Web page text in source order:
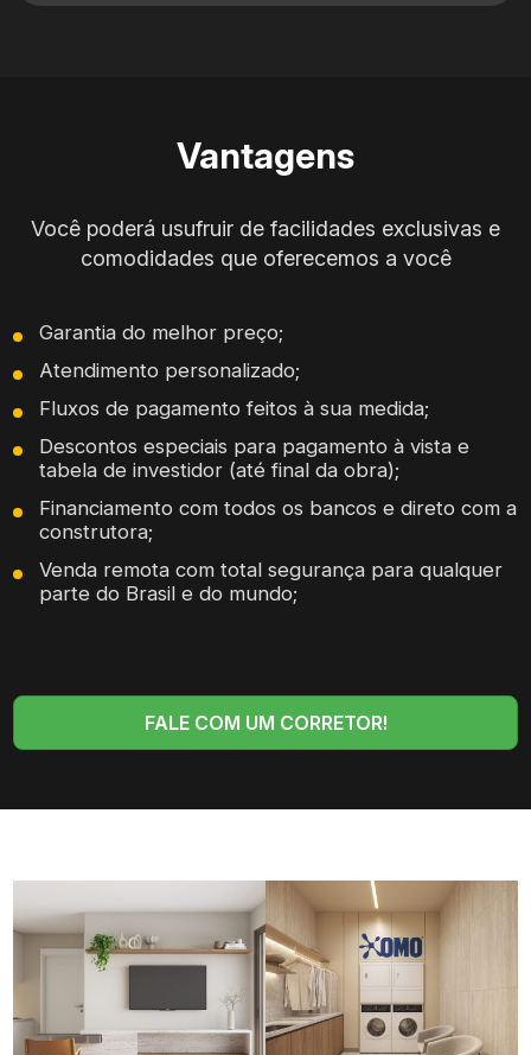
Vantagens
Você poderá usufruir de facilidades exclusivas e
comodidades que oferecemos a você
Garantia do melhor preço;
Atendimento personalizado;
Fluxos de pagamento feitos à sua medida;
Descontos especiais para pagamento à vista e
tabela de investidor (até final da obra);
Financiamento com todos os bancos e direto com a
construtora;
Venda remota com total segurança para qualquer
parte do Brasil e do mundo;
FALE COM UM CORRETOR!